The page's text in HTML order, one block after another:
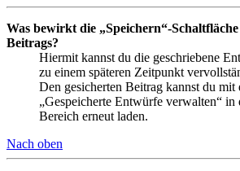
Was bewirkt die „Speichern“-
Beitrags?
Hiermit kannst du die geschriebene
zu einem späteren Zeitpunkt
Den gesicherten Beitrag kannst du mit
„Gespeicherte Entwürfe verwalten“ in
Bereich erneut laden.
Nach oben